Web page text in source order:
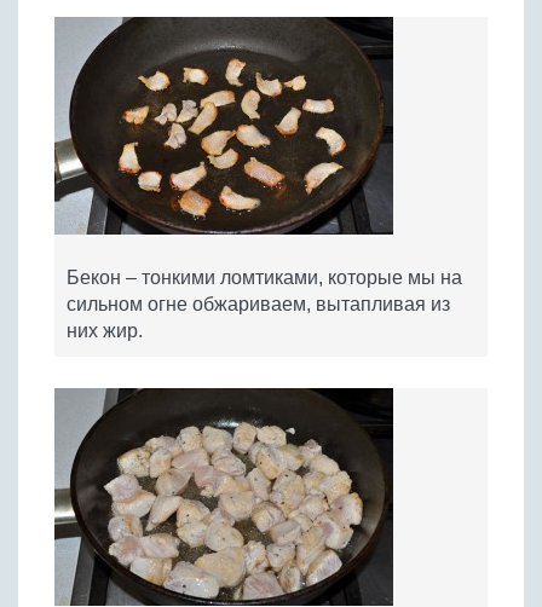
Бекон – тонкими ломтиками, которые мы на
сильном огне обжариваем, вытапливая из
них жир.